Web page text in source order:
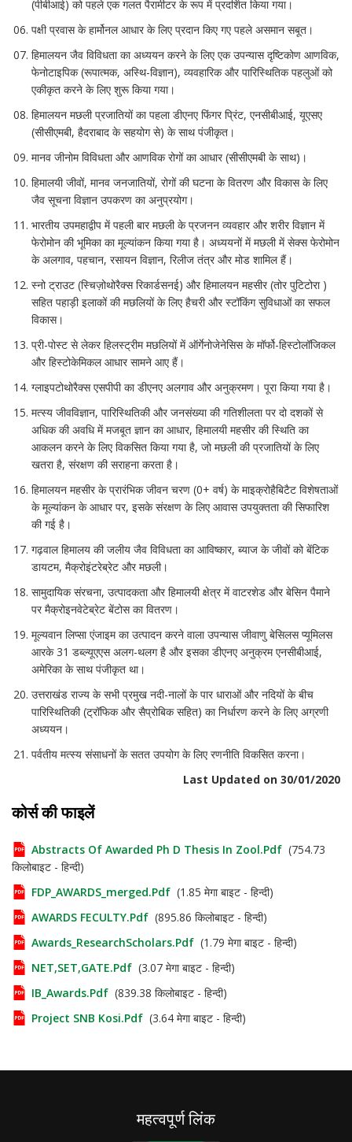
(पीबीआई) को पहले एक गलत पैरामीटर के रूप में प्रदर्शित किया गया।
पक्षी प्रवास के हार्मोनल आधार के लिए प्रदान किए गए पहले असमान सबूत।
हिमालयन जैव विविधता का अध्ययन करने के लिए एक उपन्यास दृष्टिकोण आणविक,
फेनोटाइपिक (रूपात्मक, अस्थि-विज्ञान), व्यवहारिक और पारिस्थितिक पहलुओं को
एकीकृत करने के लिए शुरू किया गया।
हिमालयन मछली प्रजातियों का पहला डीएनए फिंगर प्रिंट, एनसीबीआई, यूएसए
(सीसीएमबी, हैदराबाद के सहयोग से) के साथ पंजीकृत।
मानव जीनोम विविधता और आणविक रोगों का आधार (सीसीएमबी के साथ)।
हिमालयी जीवों, मानव जनजातियों, रोगों की घटना के वितरण और विकास के लिए
जैव सूचना विज्ञान उपकरण का अनुप्रयोग।
भारतीय उपमहाद्वीप में पहली बार मछली के प्रजनन व्यवहार और शरीर विज्ञान में
फेरोमोन की भूमिका का मूल्यांकन किया गया है। अध्ययनों में मछली में सेक्स फेरोमोन
के अलगाव, पहचान, रसायन विज्ञान, रिलीज तंत्र और मोड शामिल हैं।
स्नो ट्राउट (स्चिज़ोथोरैक्स रिकार्डसनई) और हिमालयन महसीर (तोर पुटिटोरा )
सहित पहाड़ी इलाकों की मछलियों के लिए हैचरी और स्टॉकिंग सुविधाओं का सफल
विकास।
प्री-पोस्ट से लेकर हिलस्ट्रीम मछलियों में ऑर्गेनोजेनेसिस के मॉर्फो-हिस्टोलॉजिकल
और हिस्टोकेमिकल आधार सामने आए हैं।
ग्लाइपटोथोरैक्स एसपीपी का डीएनए अलगाव और अनुक्रमण। पूरा किया गया है।
मत्स्य जीवविज्ञान, पारिस्थितिकी और जनसंख्या की गतिशीलता पर दो दशकों से
अधिक की अवधि में मजबूत ज्ञान का आधार, हिमालयी महसीर की स्थिति का
आकलन करने के लिए विकसित किया गया है, जो मछली की प्रजातियों के लिए
खतरा है, संरक्षण की सराहना करता है।
हिमालयन महसीर के प्रारंभिक जीवन चरण (0+ वर्ष) के माइक्रोहैबिटैट विशेषताओं
के मूल्यांकन के आधार पर, इसके संरक्षण के लिए आवास उपयुक्तता की सिफारिश
की गई है।
गढ़वाल हिमालय की जलीय जैव विविधता का आविष्कार, ब्याज के जीवों को बेंटिक
डायटम, मैक्रोइंटरेब्रेट और मछली।
सामुदायिक संरचना, उत्पादकता और हिमालयी क्षेत्र में वाटरशेड और बेसिन पैमाने
पर मैक्रोइनवेटेब्रेट बेंटोस का वितरण।
मूल्यवान लिप्सा एंजाइम का उत्पादन करने वाला उपन्यास जीवाणु बेसिलस प्यूमिलस
आरके 31 डब्ल्यूएएस अलग-थलग है और इसका डीएनए अनुक्रम एनसीबीआई,
अमेरिका के साथ पंजीकृत था।
उत्तराखंड राज्य के सभी प्रमुख नदी-नालों के पार धाराओं और नदियों के बीच
पारिस्थितिकी (ट्रॉफिक और सैप्रोबिक सहित) का निर्धारण करने के लिए अग्रणी
अध्ययन।
पर्वतीय मत्स्य संसाधनों के सतत उपयोग के लिए रणनीति विकसित करना।
Last Updated on 30/01/2020
कोर्स की फाइलें
Abstracts Of Awarded Ph D Thesis In Zool.pdf (754.73
किलोबाइट - हिन्दी)
FDP_AWARDS_merged.pdf (1.85 मेगा बाइट - हिन्दी)
AWARDS FECULTY.pdf (895.86 किलोबाइट - हिन्दी)
Awards_ResearchScholars.pdf (1.79 मेगा बाइट - हिन्दी)
NET,SET,GATE.pdf (3.07 मेगा बाइट - हिन्दी)
IB_Awards.pdf (839.38 किलोबाइट - हिन्दी)
Project SNB Kosi.pdf (3.64 मेगा बाइट - हिन्दी)
महत्वपूर्ण लिंक